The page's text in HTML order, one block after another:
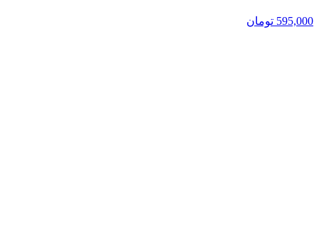
595,000 تومان